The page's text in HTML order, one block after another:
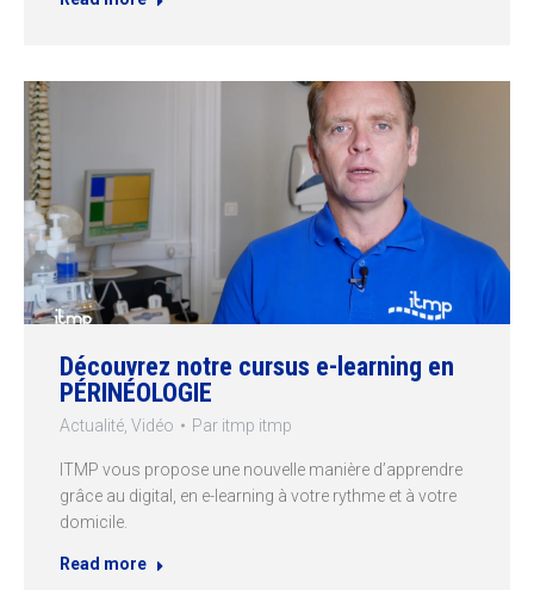
Découvrez notre cursus e-learning en
PÉRINÉOLOGIE
Actualité Vidéo Par itmp itmp
ITMP vous propose une nouvelle manière d’apprendre
grâce au digital, en e-learning à votre rythme et à votre
domicile.
Read more